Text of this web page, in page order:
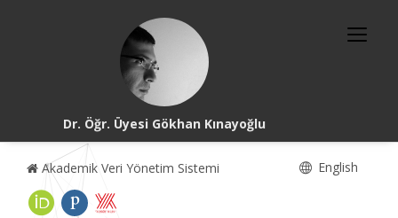
Dr. Öğr. Üyesi Gökhan Kınayoğlu
Akademik Veri Yönetim Sistemi English